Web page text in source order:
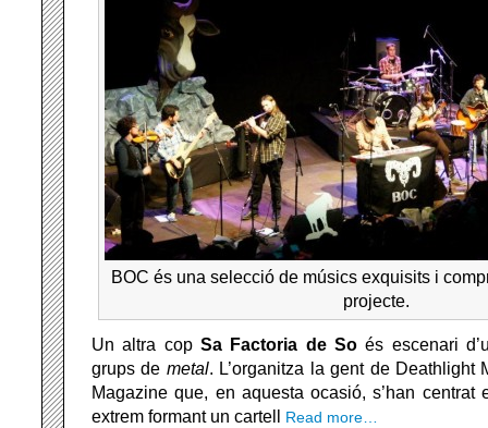
BOC és una selecció de músics exquisits i
projecte.
Un altra cop Sa Factoria de So és escenari
grups de metal. L’organitza la gent de Deathlight
Magazine que, en aquesta ocasió, s’han centrat
extrem formant un cartell Read more…